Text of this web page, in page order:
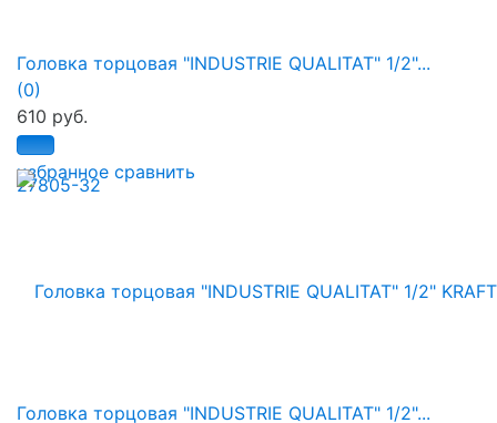
избранное сравнить
Головка торцовая "INDUSTRIE QUALITAT" 1/2"...
(0)
610 руб.
Головка торцовая "INDUSTRIE QUALITAT" 1/2"...